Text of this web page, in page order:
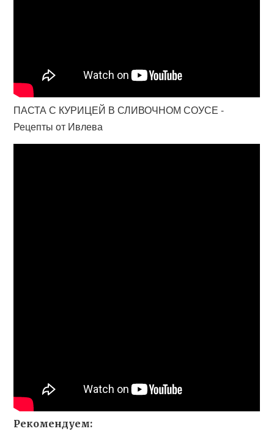
ПАСТА С КУРИЦЕЙ В СЛИВОЧНОМ СОУСЕ -
Рецепты от Ивлева
Рекомендуем: